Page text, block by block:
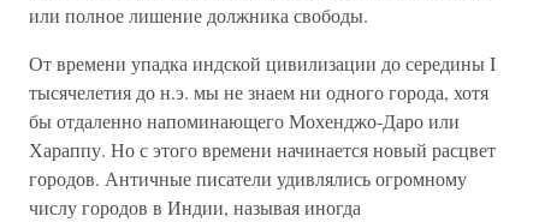
или полное лишение должника свободы.
От времени упадка индской цивилизации до середины I
тысячелетия до н.э. мы не знаем ни одного города, хотя
бы отдаленно напоминающего Мохенджо-Даро или
Хараппу. Но с этого времени начинается новый расцвет
городов. Античные писатели удивлялись огромному
числу городов в Индии, называя иногда